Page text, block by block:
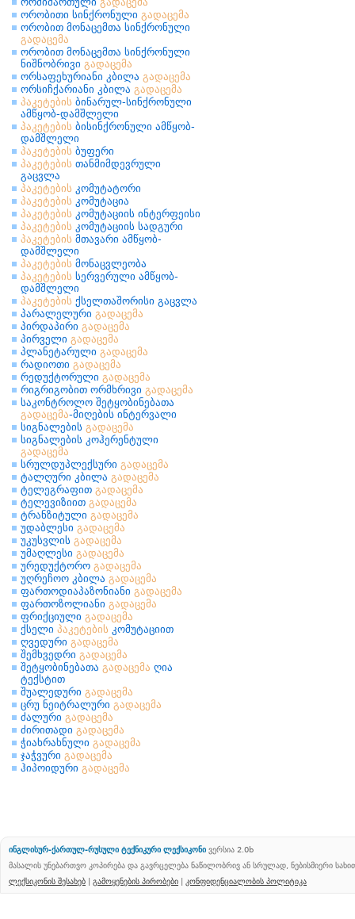
ორობითი სინქრონული გადაცემა
ორობით მონაცემთა სინქრონული
გადაცემა
ორობით მონაცემთა სინქრონული
ნიშნობრივი გადაცემა
ორსაფეხურიანი კბილა გადაცემა
ორსიჩქარიანი კბილა გადაცემა
პაკეტების ბინარულ-სინქრონული
ამწყობ-დამშლელი
პაკეტების ბისინქრონული ამწყობ-
დამშლელი
პაკეტების ბუფერი
პაკეტების თანმიმდევრული
გაცვლა
პაკეტების კომუტატორი
პაკეტების კომუტაცია
პაკეტების კომუტაციის ინტერფეისი
პაკეტების კომუტაციის სადგური
პაკეტების მთავარი ამწყობ-
დამშლელი
პაკეტების მონაცვლეობა
პაკეტების სერვერული ამწყობ-
დამშლელი
პაკეტების ქსელთაშორისი გაცვლა
პარალელური გადაცემა
პირდაპირი გადაცემა
პირველი გადაცემა
პლანეტარული გადაცემა
რადიოთი გადაცემა
რედუქტორული გადაცემა
რიგრიგობით ორმხრივი გადაცემა
საკონტროლო შეტყობინებათა
გადაცემა-მიღების ინტერვალი
სიგნალების გადაცემა
სიგნალების კოჰერენტული
გადაცემა
სრულდუპლექსური გადაცემა
ტალღური კბილა გადაცემა
ტელეგრაფით გადაცემა
ტელევიზიით გადაცემა
ტრანზიტული გადაცემა
უდაბლესი გადაცემა
უკუსვლის გადაცემა
უმაღლესი გადაცემა
ურედუქტორო გადაცემა
უღრეჩოო კბილა გადაცემა
ფართოდიაპაზონიანი გადაცემა
ფართოზოლიანი გადაცემა
ფრიქციული გადაცემა
ქსელი პაკეტების კომუტაციით
ღვედური გადაცემა
შემხვედრი გადაცემა
შეტყობინებათა გადაცემა ღია
ტექსტით
შუალედური გადაცემა
ცრუ ნეიტრალური გადაცემა
ძალური გადაცემა
ძირითადი გადაცემა
ჭიახრახნული გადაცემა
ჯაჭვური გადაცემა
ჰიპოიდური გადაცემა
ინგლისურ-ქართულ-რუსული ტექნიკური ლექსიკონი ვერსია 2.0b
მასალის უნებართვო კოპირება და გავრცელება ნაწილობრივ ან სრულად, ნებისმიერი
ლექსიკონის შესახებ | გამოყენების პირობები | კონფიდენციალობის პოლიტიკა